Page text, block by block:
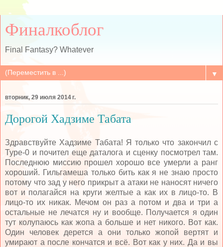
Финалкоблог
Final Fantasy? Whatever
▼
вторник, 29 июля 2014 г.
Дорогой Хадзиме Табата
Здравствуйте Хадзиме Табата! Я только что закончил с
Type-0 и почител еще даталога и сценку посмотрел там.
Последнюю миссию прошел хорошо все умерли а ранг
хороший. Гильгамеша только бить как я не знаю просто
потому что зад у него прикрыт а атаки не наносят ничего
вот и полагайся на круги желтые а как их в лицо-то. В
лицо-то их никак. Мечом он раз а потом и два и три а
остальные не лечатся ну и вообще. Получается я один
тут колупаюсь как жопа а больше и нет никого. Вот как.
Один человек дерется а они только жопой вертят и
умирают а после кончатся и всё. Вот как у них. Да и вы